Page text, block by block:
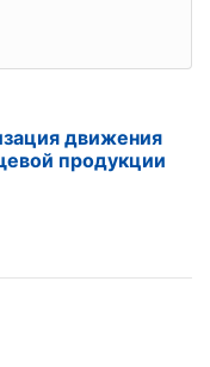
движения
продукции